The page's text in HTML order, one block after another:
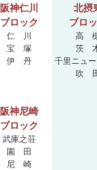
阪神仁川
ブロック
北摂
ブロ
仁 川
高
宝 塚
茨
伊 丹
千里ニュ
吹
阪神尼崎
ブロック
武庫之荘
園 田
尼 崎